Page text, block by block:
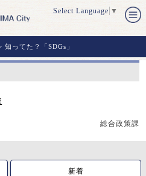
Select Language ▼
知ってた？「SDGs」
総合政策課
新着